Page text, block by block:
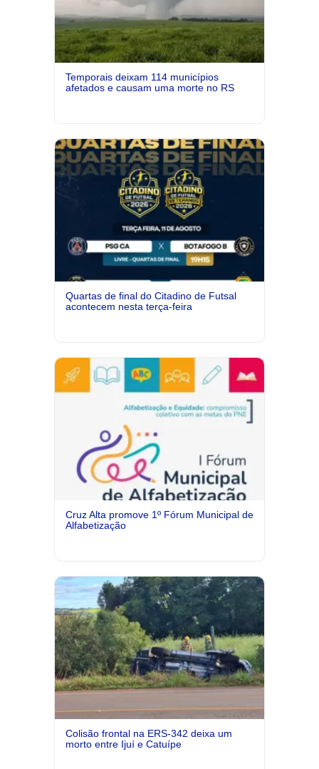
Temporais deixam 114 municípios
afetados e causam uma morte no RS
Quartas de final do Citadino de Futsal
acontecem nesta terça-feira
Cruz Alta promove 1º Fórum Municipal de
Alfabetização
Colisão frontal na ERS-342 deixa um
morto entre Ijuí e Catuípe